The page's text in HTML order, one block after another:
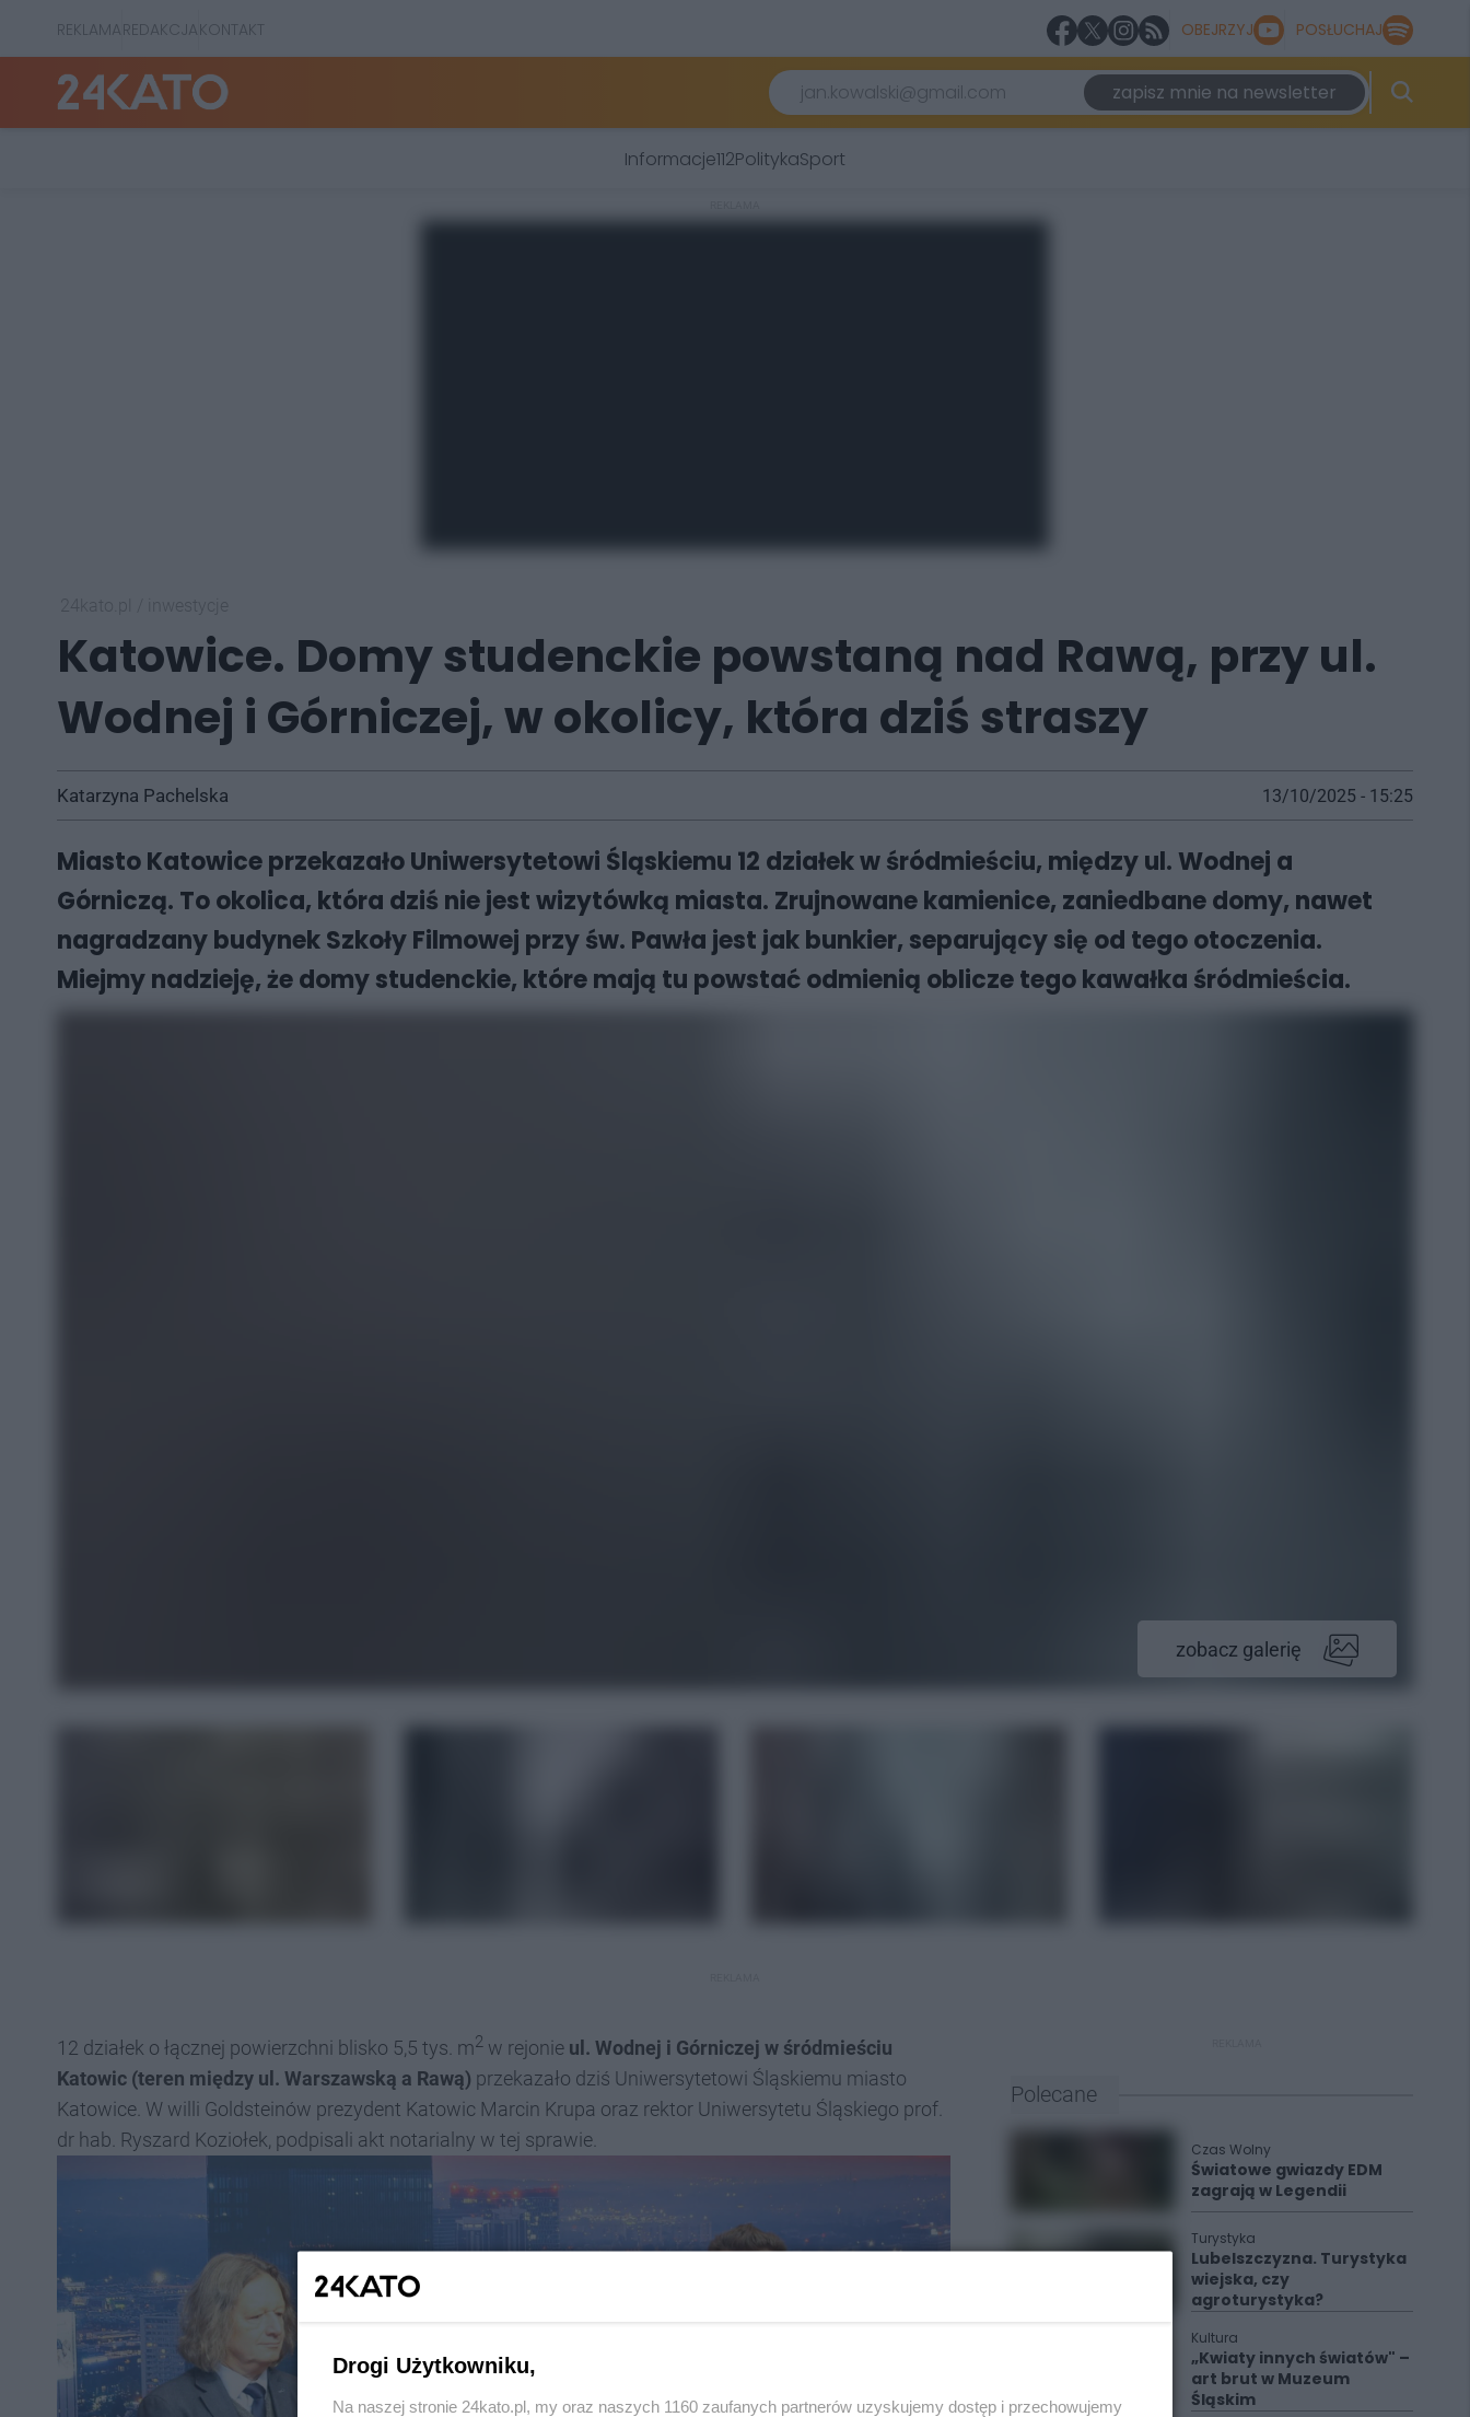
REKLAMAREDAKCJAKONTAKT OBEJRZYJ POSŁUCHAJ
zapisz mnie na newsletter
Informacje112PolitykaSport
Katowice. Domy studenckie powstaną nad Rawą, przy ul.
Wodnej i Górniczej, w okolicy, która dziś straszy
Katarzyna Pachelska 13/10/2025 - 15:25
Miasto Katowice przekazało Uniwersytetowi Śląskiemu 12 działek w śródmieściu, między ul. Wodnej a
Górniczą. To okolica, która dziś nie jest wizytówką miasta. Zrujnowane kamienice, zaniedbane domy, nawet
nagradzany budynek Szkoły Filmowej przy św. Pawła jest jak bunkier, separujący się od tego otoczenia.
Miejmy nadzieję, że domy studenckie, które mają tu powstać odmienią oblicze tego kawałka śródmieścia.
zobacz galerię
12 działek o łącznej powierzchni blisko 5,5 tys. m2 w rejonie ul. Wodnej i Górniczej w śródmieściu
Katowic (teren między ul. Warszawską a Rawą) przekazało dziś Uniwersytetowi Śląskiemu miasto
Katowice. W willi Goldsteinów prezydent Katowic Marcin Krupa oraz rektor Uniwersytetu Śląskiego prof.
dr hab. Ryszard Koziołek, podpisali akt notarialny w tej sprawie.
Polecane
Czas Wolny
Światowe gwiazdy EDM
zagrają w Legendii
Turystyka
Lubelszczyzna. Turystyka
wiejska, czy
agroturystyka?
Kultura
„Kwiaty innych światów" –
art brut w Muzeum
Śląskim
Drogi Użytkowniku,
Na naszej stronie 24kato.pl, my oraz naszych 1160 zaufanych partnerów uzyskujemy dostęp i przechowujemy